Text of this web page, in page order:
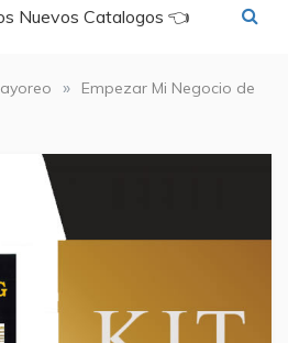
Nuevos Catalogos 👈
»
Empezar Mi Negocio de